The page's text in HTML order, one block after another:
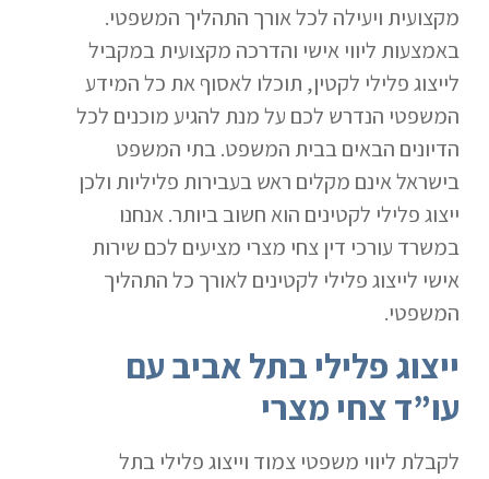
מקצועית ויעילה לכל אורך התהליך המשפטי.
באמצעות ליווי אישי והדרכה מקצועית במקביל
לייצוג פלילי לקטין, תוכלו לאסוף את כל המידע
המשפטי הנדרש לכם על מנת להגיע מוכנים לכל
הדיונים הבאים בבית המשפט. בתי המשפט
בישראל אינם מקלים ראש בעבירות פליליות ולכן
ייצוג פלילי לקטינים הוא חשוב ביותר. אנחנו
במשרד עורכי דין צחי מצרי מציעים לכם שירות
אישי לייצוג פלילי לקטינים לאורך כל התהליך
המשפטי.
ייצוג פלילי בתל אביב עם
עו”ד צחי מצרי
לקבלת ליווי משפטי צמוד וייצוג פלילי בתל